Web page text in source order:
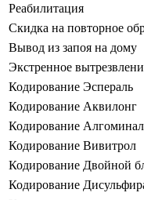
Реабилитация
Скидка на повторное
Вывод из запоя на дому
Экстренное
Кодирование Эспераль
Кодирование Аквилонг
Кодирование Алгоминал
Кодирование Вивитрол
Кодирование Двойной
Кодирование